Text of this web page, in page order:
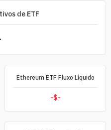
de ETF
Ethereum ETF Fluxo Líquido
-$-